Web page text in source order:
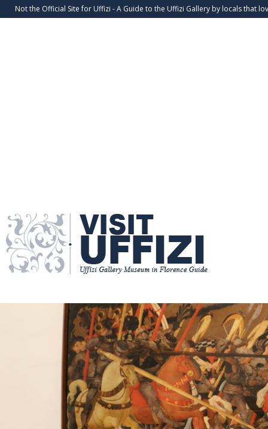
Not the Official Site for Uffizi - A Guide to the Uffizi Gallery by locals that